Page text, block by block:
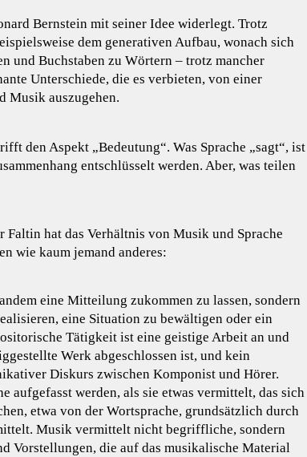
Bernstein mit seiner Idee widerlegt. Trotz
dem generativen Aufbau, wonach sich
und Buchstaben zu Wörtern – trotz mancher
Unterschiede, die es verbieten, von einer
Musik auszugehen.
den Aspekt „Bedeutung“. Was Sprache „sagt“, ist
entschlüsselt werden. Aber, was teilen
Faltin hat das Verhältnis von Musik und Sprache
wie kaum jemand anderes:
eine Mitteilung zukommen zu lassen, sondern
eine Situation zu bewältigen oder ein
Tätigkeit ist eine geistige Arbeit an und
Werk abgeschlossen ist, und kein
Diskurs zwischen Komponist und Hörer.
aufgefasst werden, als sie etwas vermittelt, das sich
etwa von der Wortsprache, grundsätzlich durch
Musik vermittelt nicht begriffliche, sondern
Vorstellungen, die auf das musikalische Material